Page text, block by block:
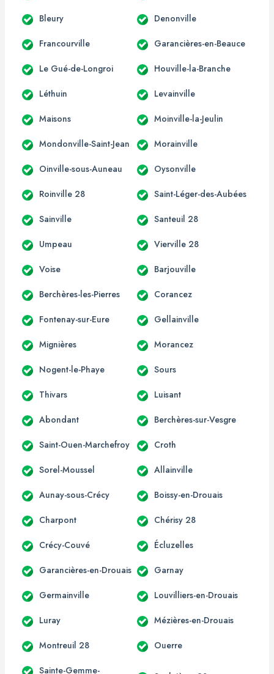
Bleury Denonville
Francourville Garancières-en-Beauce
Le Gué-de-Longroi Houville-la-Branche
Léthuin Levainville
Maisons Moinville-la-Jeulin
Mondonville-Saint-Jean Morainville
Oinville-sous-Auneau Oysonville
Roinville 28 Saint-Léger-des-Aubées
Sainville Santeuil 28
Umpeau Vierville 28
Voise Barjouville
Berchères-les-Pierres Corancez
Fontenay-sur-Eure Gellainville
Mignières Morancez
Nogent-le-Phaye Sours
Thivars Luisant
Abondant Berchères-sur-Vesgre
Saint-Ouen-Marchefroy Croth
Sorel-Moussel Allainville
Aunay-sous-Crécy Boissy-en-Drouais
Charpont Chérisy 28
Crécy-Couvé Écluzelles
Garancières-en-Drouais Garnay
Germainville Louvilliers-en-Drouais
Luray Mézières-en-Drouais
Montreuil 28 Ouerre
Sainte-Gemme-